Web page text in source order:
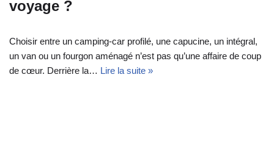
voyage ?
Choisir entre un camping-car profilé, une capucine, un intégral,
un van ou un fourgon aménagé n’est pas qu’une affaire de coup
de cœur. Derrière la… Lire la suite »